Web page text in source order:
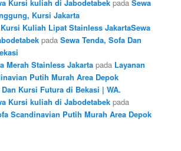
Kursi kuliah di Jabodetabek padaSewa
Kursi Jakarta
Kuliah Lipat Stainless JakartaSewa
padaSewa Tenda, Sofa Dan
Merah Stainless Jakarta pada Layanan
Putih Murah Area Depok
Kursi Futura di Bekasi | WA.
Kursi kuliah di Jabodetabek pada
Scandinavian Putih Murah Area Depok